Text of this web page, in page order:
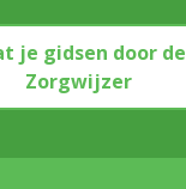
je gidsen door de
Zorgwijzer